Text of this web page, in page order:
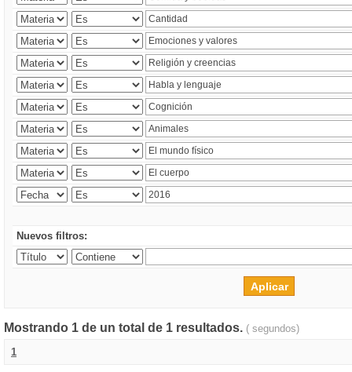
Nuevos filtros:
Mostrando 1 de un total de 1 resultados. ( segundos)
1